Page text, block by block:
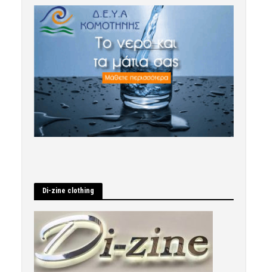
Di-zine clothing